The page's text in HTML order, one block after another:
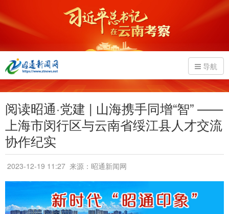
导航
阅读昭通·党建 | 山海携手同增“智” ——
上海市闵行区与云南省绥江县人才交流
协作纪实
2023-12-19 11:27 来源：昭通新闻网